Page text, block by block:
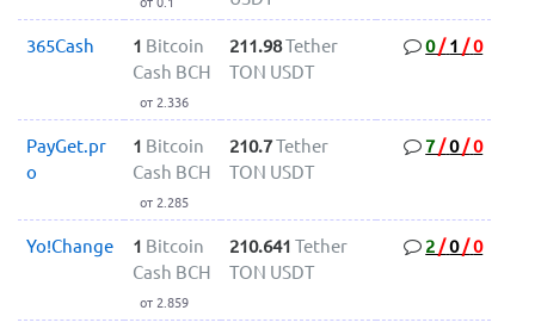
365Cash 1 Bitcoin
Cash BCH
от 2.336
211.98Tether
TON USDT
0/ 1/0
PayGet.pr
o
1 Bitcoin
Cash BCH
от 2.285
210.7Tether
TON USDT
7/0/0
Yo!Change 1 Bitcoin
Cash BCH
от 2.859
210.641 Tether
TON USDT
2/0/0